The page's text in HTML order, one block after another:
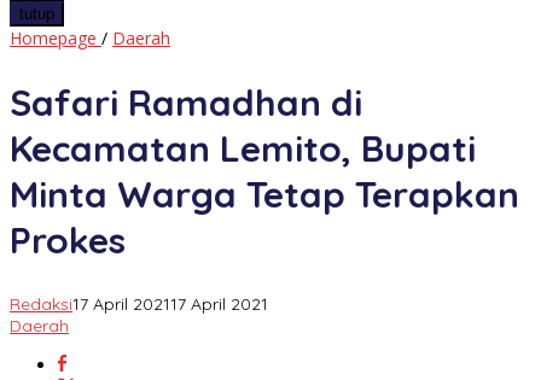
tutup
Homepage / Daerah
Kecamatan
Bupati
Warga
Tetap
Safari Ramadhan di
Kecamatan Lemito, Bupati
Minta Warga Tetap Terapkan
Prokes
Redaksi17 April 202117 April 2021
Daerah